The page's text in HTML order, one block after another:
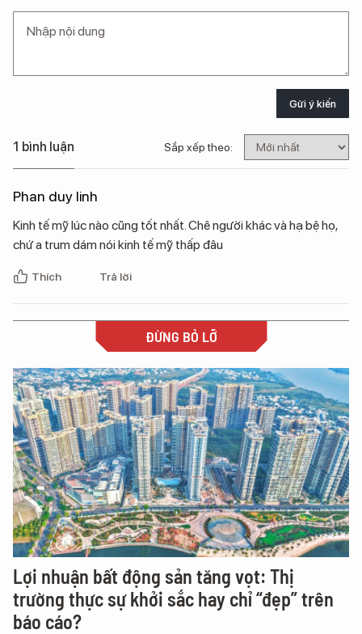
Gửi ý kiến
1 bình luận Sắp xếp theo:
Phan duy linh
Kinh tế mỹ lúc nào cũng tốt nhất. Chê người khác và hạ bệ họ,
chứ a trum dám nói kinh tế mỹ thấp đâu
Thích Trả lời
ĐỪNG BỎ LỠ
Lợi nhuận bất động sản tăng vọt: Thị
trường thực sự khởi sắc hay chỉ “đẹp” trên
báo cáo?